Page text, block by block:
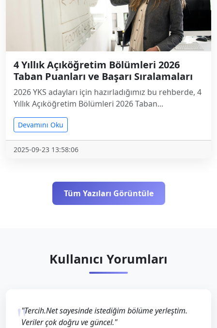
4 Yıllık Açıköğretim Bölümleri 2026
Taban Puanları ve Başarı Sıralamaları
2026 YKS adayları için hazırladığımız bu rehberde, 4
Yıllık Açıköğretim Bölümleri 2026 Taban...
Devamını Oku
2025-09-23 13:58:06
Tüm Yazıları Görüntüle
Kullanıcı Yorumları
"Tercih.Net sayesinde istediğim bölüme yerleştim.
Veriler çok doğru ve güncel."